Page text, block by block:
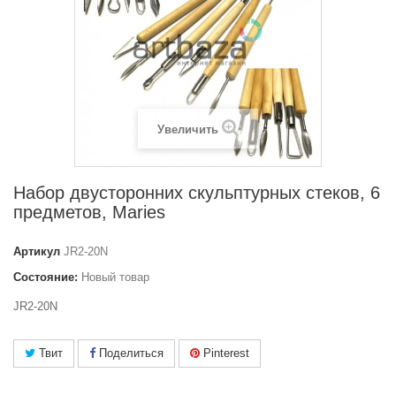
Увеличить
Набор двусторонних скульптурных стеков, 6
предметов, Maries
Артикул JR2-20N
Состояние: Новый товар
JR2-20N
Твит Поделиться Pinterest